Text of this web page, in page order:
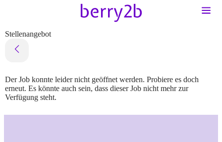
Stellenangebot
Der Job konnte leider nicht geöffnet werden. Probiere es doch
erneut. Es könnte auch sein, dass dieser Job nicht mehr zur
Verfügung steht.